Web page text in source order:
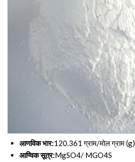
आणविक भार:120.361 ग्राम/मोल ग्राम (g)
आण्विक सूत्र:MgSO4/ MGO4S